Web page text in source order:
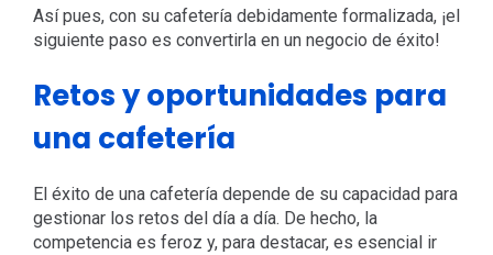
Así pues, con su cafetería debidamente formalizada, ¡el
siguiente paso es convertirla en un negocio de éxito!
Retos y oportunidades para
una cafetería
El éxito de una cafetería depende de su capacidad para
gestionar los retos del día a día. De hecho, la
competencia es feroz y, para destacar, es esencial ir